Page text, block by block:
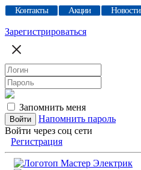
Контакты Акции Новости
Зарегистрироваться
Запомнить меня
Напомнить пароль
Войти через соц сети
Регистрация